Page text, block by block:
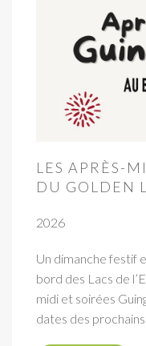
LES APRÈS-
DU GOLDEN
2026
Un dimanche festif
bord des Lacs de
midi et soirées
dates des